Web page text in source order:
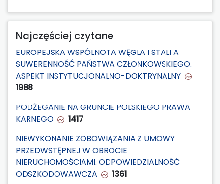
Najczęściej czytane
EUROPEJSKA WSPÓLNOTA WĘGLA I STALI A
SUWERENNOŚĆ PAŃSTWA CZŁONKOWSKIEGO.
ASPEKT INSTYTUCJONALNO-DOKTRYNALNY
1988
PODŻEGANIE NA GRUNCIE POLSKIEGO PRAWA
KARNEGO
1417
NIEWYKONANIE ZOBOWIĄZANIA Z UMOWY
PRZEDWSTĘPNEJ W OBROCIE
NIERUCHOMOŚCIAMI. ODPOWIEDZIALNOŚĆ
ODSZKODOWAWCZA
1361